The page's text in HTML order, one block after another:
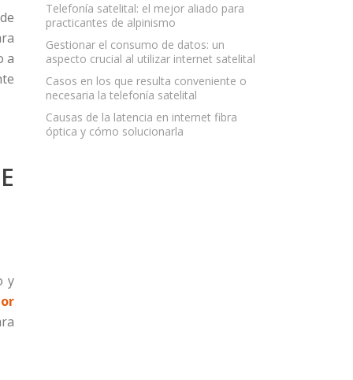
a
y
Telefonía satelital: el mejor aliado para
practicantes de alpinismo
Gestionar el consumo de datos: un
aspecto crucial al utilizar internet satelital
Casos en los que resulta conveniente o
necesaria la telefonía satelital
Causas de la latencia en internet fibra
óptica y cómo solucionarla